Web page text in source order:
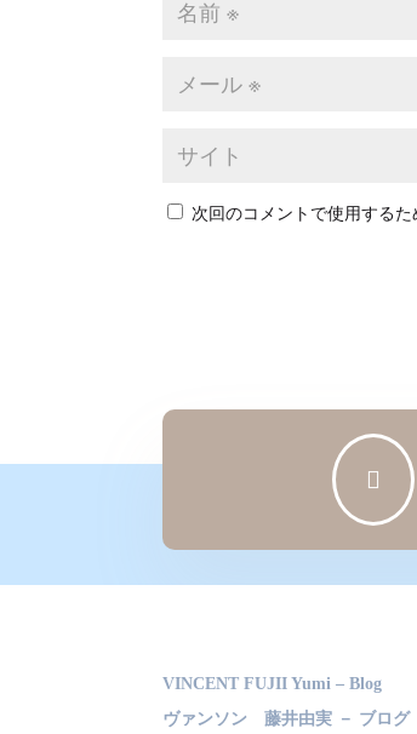
次回のコメントで使用する

VINCENT FUJII Yumi – Blog
ヴァンソン 藤井由実 － ブログ